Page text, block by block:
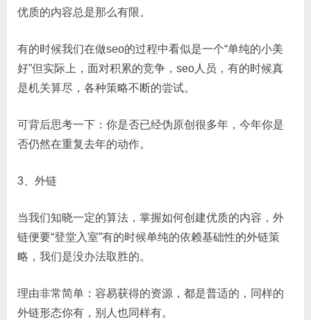
优质的内容总是那么有限。
有的时候我们在做seo的过程中看似是一个“单纯的小美
好”但实际上，面对积累的竞争，seo人员，有的时候真
是机关算尽，各种策略不断的尝试。
可背后思考一下：你是否已经伪原创很多年，今年你是
否仍然在重复去年的动作。
3、外链
当我们知晓一定的算法，掌握如何创建优质的内容，外
链便要“登堂入室”有的时候单纯的依赖基础性的外链策
略，我们是没办法取胜的。
理由非常简单：容易获得的资源，都是普适的，同样的
外链形态你有，别人也同样有。